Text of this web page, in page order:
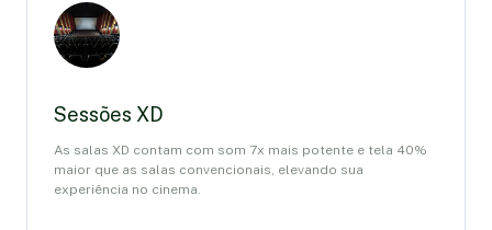
Sessões XD
As salas XD contam com som 7x mais potente e tela 40%
maior que as salas convencionais, elevando sua
experiência no cinema.